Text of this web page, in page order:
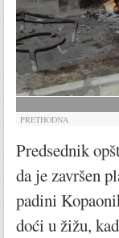
PRETHODNA
Predsednik
da je završen
padini
doći u žižu,